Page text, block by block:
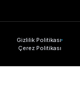
Gizlilik Politikası
Çerez Politikası